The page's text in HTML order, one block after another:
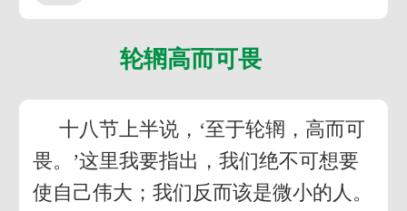
轮辋高而可畏
十八节上半说，‘至于轮辋，高而可
畏。’这里我要指出，我们绝不可想要
使自己伟大；我们反而该是微小的人。